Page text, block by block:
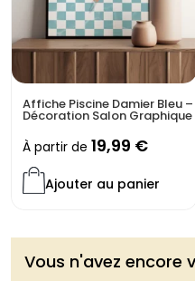
Affiche Piscine Damier Bleu –
Décoration Salon Graphique
À partir de 19,99 €
Ajouter au panier
Vous n'avez encore